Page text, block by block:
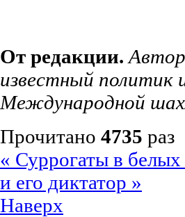
От редакции.
известный политик
Международной
Прочитано 4735 раз
« Суррогаты в
и его диктатор »
Наверх